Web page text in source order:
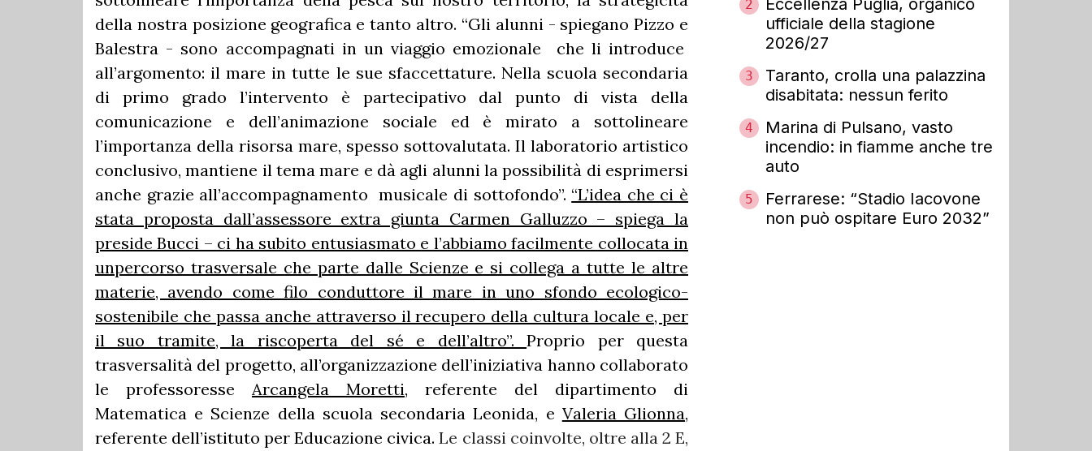
della nostra posizione geografica e tanto altro. “Gli alunni - spiegano Pizzo e
Balestra - sono accompagnati in un viaggio emozionale che li introduce
all’argomento: il mare in tutte le sue sfaccettature. Nella scuola secondaria
di primo grado l’intervento è partecipativo dal punto di vista della
comunicazione e dell’animazione sociale ed è mirato a sottolineare
l’importanza della risorsa mare, spesso sottovalutata. Il laboratorio artistico
conclusivo, mantiene il tema mare e dà agli alunni la possibilità di esprimersi
anche grazie all’accompagnamento musicale di sottofondo”. “L’idea che ci è
stata proposta dall’assessore extra giunta Carmen Galluzzo – spiega la
preside Bucci – ci ha subito entusiasmato e l’abbiamo facilmente collocata in
unpercorso trasversale che parte dalle Scienze e si collega a tutte le altre
materie, avendo come filo conduttore il mare in uno sfondo ecologico-
sostenibile che passa anche attraverso il recupero della cultura locale e, per
il suo tramite, la riscoperta del sé e dell’altro”.Proprio per questa
trasversalità del progetto, all’organizzazione dell’iniziativa hanno collaborato
le professoresse Arcangela Moretti, referente del dipartimento di
Matematica e Scienze della scuola secondaria Leonida, e Valeria Glionna,
referente dell’istituto per Educazione civica.Le classi coinvolte, oltre alla 2 E,
2
Eccellenza Puglia, organico
ufficiale della stagione
2026/27
3
Taranto, crolla una palazzina
disabitata: nessun ferito
4
Marina di Pulsano, vasto
incendio: in fiamme anche tre
auto
5
Ferrarese: “Stadio Iacovone
non può ospitare Euro 2032”